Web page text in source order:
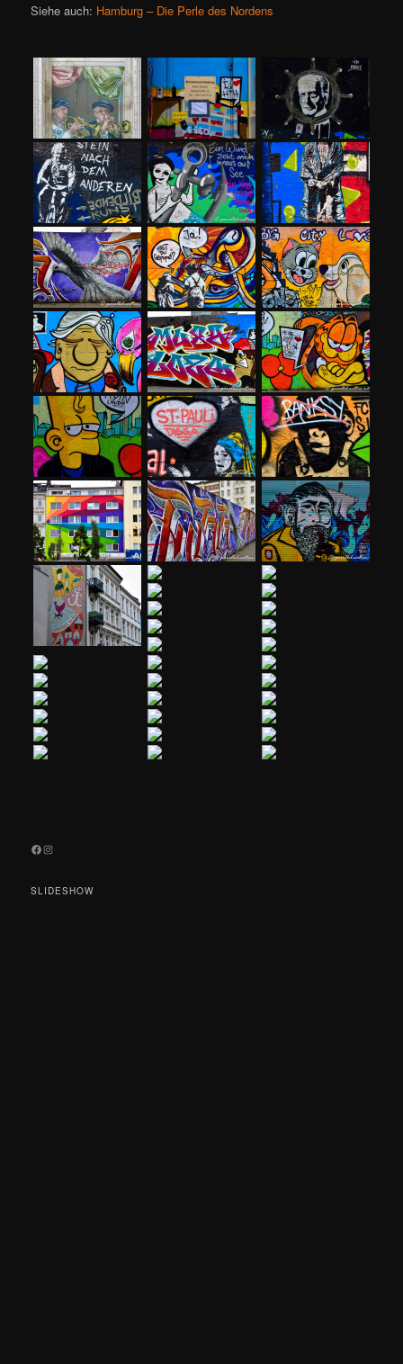
Siehe auch: Hamburg – Die Perle des Nordens
Facebook
Instagram
SLIDESHOW